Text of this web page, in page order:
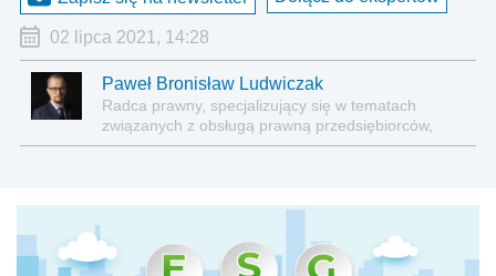
02 lipca 2021, 14:28
Paweł Bronisław Ludwiczak
Radca prawny, specjalizujący się w tematach
związanych z obsługą prawną przedsiębiorców,
prawem korporacyjnym, zamówieniami in house,